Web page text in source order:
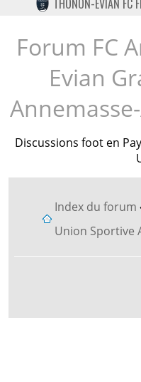
TWITTER
INSTAGRAM
THONON-EVIAN FC
Forum FC
Evian
Discussions foot en
Index du forum
Union Sportive